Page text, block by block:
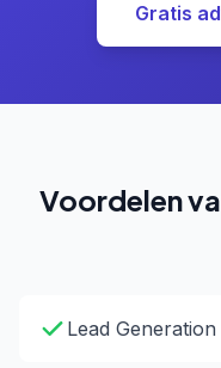
Gratis
Voordelen
Lead